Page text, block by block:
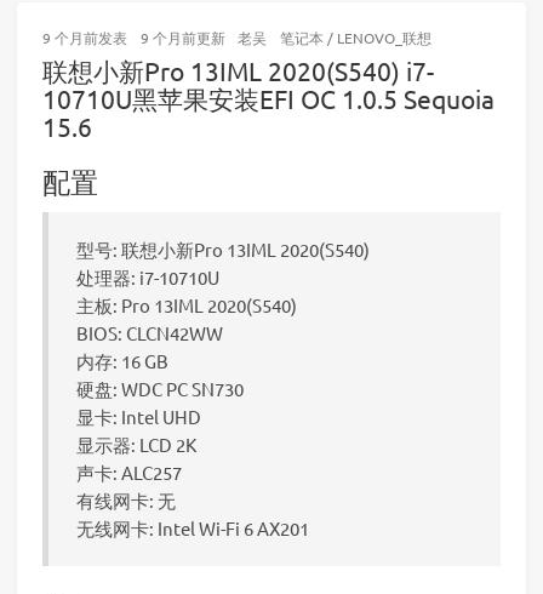
9 个月前发表 9 个月前更新 老吴 笔记本/ LENOVO_联想
联想小新Pro 13IML 2020(S540) i7-
10710U黑苹果安装EFI OC 1.0.5 Sequoia
15.6
配置
型号: 联想小新Pro 13IML 2020(S540)
处理器: i7-10710U
主板: Pro 13IML 2020(S540)
BIOS: CLCN42WW
内存: 16 GB
硬盘: WDC PC SN730
显卡: Intel UHD
显示器: LCD 2K
声卡: ALC257
有线网卡: 无
无线网卡: Intel Wi-Fi 6 AX201